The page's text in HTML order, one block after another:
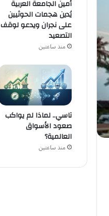
أمين الجامعة العربية
يُدين هجمات الحوثيين
على نجران ويدعو لوقف
التصعيد
منذ ساعتين
تاسي.. لماذا لم يواكب
صعود الأسواق
العالمية؟
منذ ساعتين